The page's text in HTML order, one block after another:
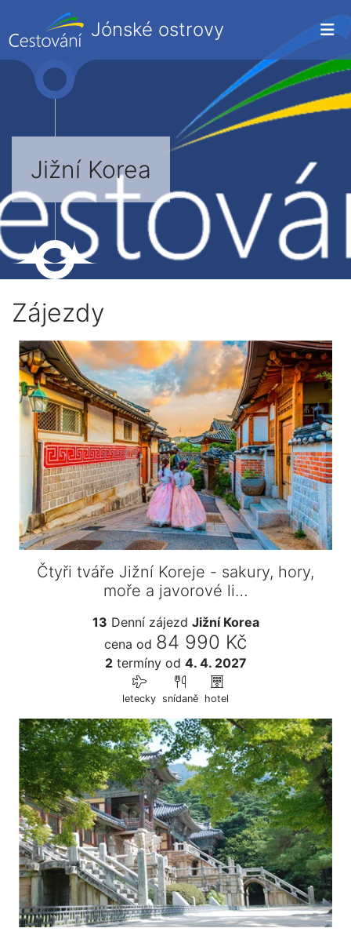
Jónské ostrovy
Jižní Korea
Zájezdy
Čtyři tváře Jižní Koreje - sakury, hory,
moře a javorové li…
13 Denní zájezd Jižní Korea
cena od 84 990 Kč
2termínyod 4. 4. 2027
letecky snídaně hotel